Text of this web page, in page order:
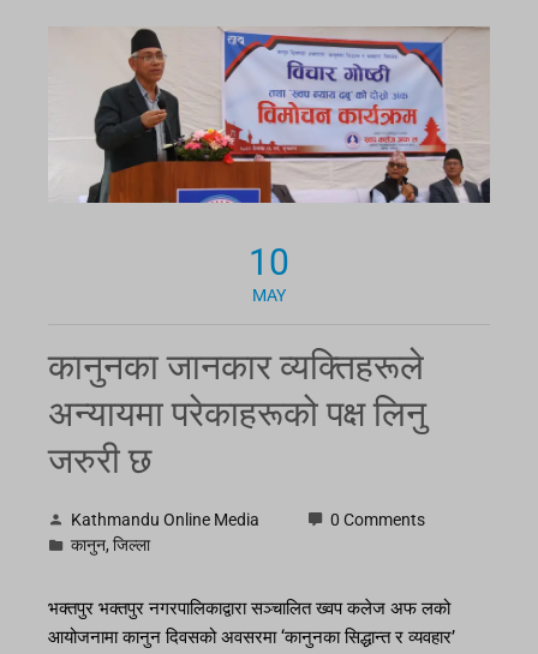
10
MAY
कानुनका जानकार व्यक्तिहरूले
अन्यायमा परेकाहरूको पक्ष लिनु
जरुरी छ
Kathmandu Online Media
0 Comments
कानुन, जिल्ला
भक्तपुर भक्तपुर नगरपालिकाद्वारा सञ्चालित ख्वप कलेज अफ लको
आयोजनामा कानुन दिवसको अवसरमा ‘कानुनका सिद्धान्त र व्यवहार’